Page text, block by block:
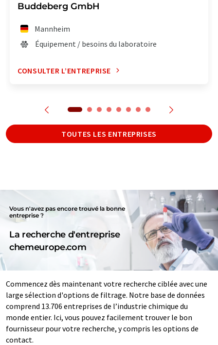
Buddeberg GmbH
Mannheim
Équipement / besoins du laboratoire
CONSULTER L’ENTREPRISE
TOUTES LES ENTREPRISES
Vous n'avez pas encore trouvé la bonne
entreprise ?
La recherche d'entreprise
chemeurope.com
Commencez dès maintenant votre recherche ciblée avec une
large sélection d'options de filtrage. Notre base de données
comprend 13.706 entreprises de l’industrie chimique du
monde entier. Ici, vous pouvez facilement trouver le bon
fournisseur pour votre recherche, y compris les options de
contact.